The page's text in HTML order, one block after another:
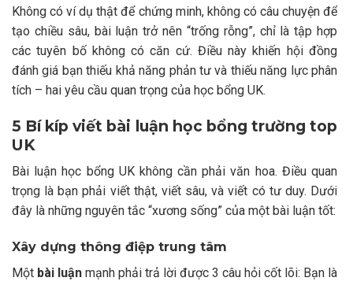
Không có ví dụ thật để chứng minh, không có câu chuyện để
tạo chiều sâu, bài luận trở nên “trống rỗng”, chỉ là tập hợp
các tuyên bố không có căn cứ. Điều này khiến hội đồng
đánh giá bạn thiếu khả năng phản tư và thiếu năng lực phân
tích – hai yêu cầu quan trọng của học bổng UK.
5 Bí kíp viết bài luận học bổng trường top
UK
Bài luận học bổng UK không cần phải văn hoa. Điều quan
trọng là bạn phải viết thật, viết sâu, và viết có tư duy. Dưới
đây là những nguyên tắc “xương sống” của một bài luận tốt:
Xây dựng thông điệp trung tâm
Một bài luận mạnh phải trả lời được 3 câu hỏi cốt lõi: Bạn là